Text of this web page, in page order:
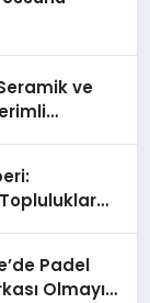
ve
Padel
Olmayı